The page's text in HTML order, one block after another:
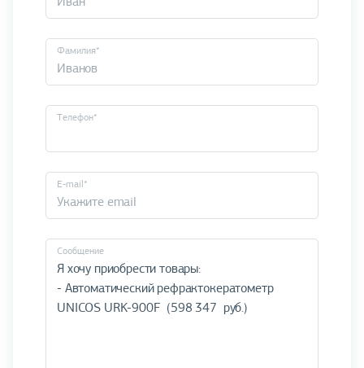
Фамилия*
Телефон*
E-mail*
Cообщение